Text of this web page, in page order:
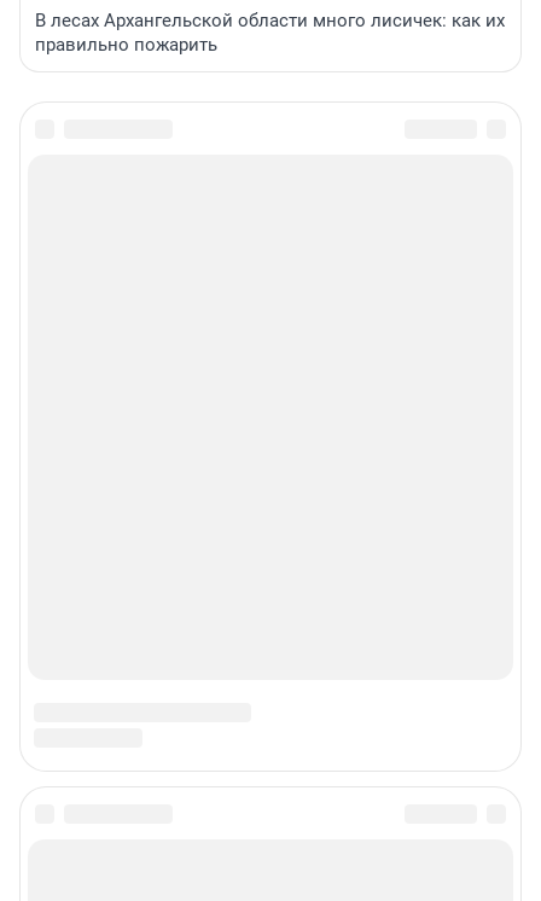
В лесах Архангельской области много лисичек: как их
правильно пожарить